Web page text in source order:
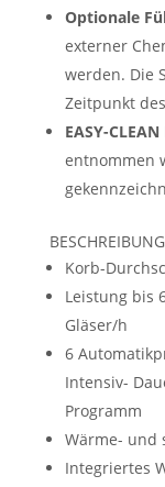
Optionale
externer
werden. Die
Zeitpunkt
EASY-
entnommen
Korb-
Leistung bis
Gläser/h
6
Intensiv-
Programm
Wärme- und
Integriertes